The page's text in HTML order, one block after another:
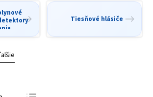
Tiesňové hlásiče